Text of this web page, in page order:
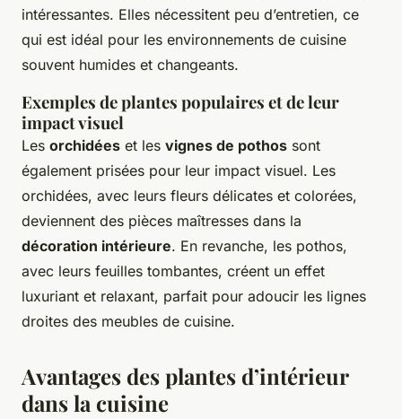
intéressantes. Elles nécessitent peu d’entretien, ce
qui est idéal pour les environnements de cuisine
souvent humides et changeants.
Exemples de plantes populaires et de leur
impact visuel
Les orchidées et les vignes de pothos sont
également prisées pour leur impact visuel. Les
orchidées, avec leurs fleurs délicates et colorées,
deviennent des pièces maîtresses dans la
décoration intérieure. En revanche, les pothos,
avec leurs feuilles tombantes, créent un effet
luxuriant et relaxant, parfait pour adoucir les lignes
droites des meubles de cuisine.
Avantages des plantes d’intérieur
dans la cuisine